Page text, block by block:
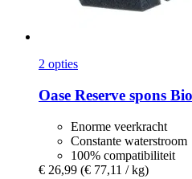
2 opties
Oase Reserve spons
Enorme veerkracht
Constante waterstroom
100% compatibiliteit
€ 26,99 (€ 77,11 / kg)